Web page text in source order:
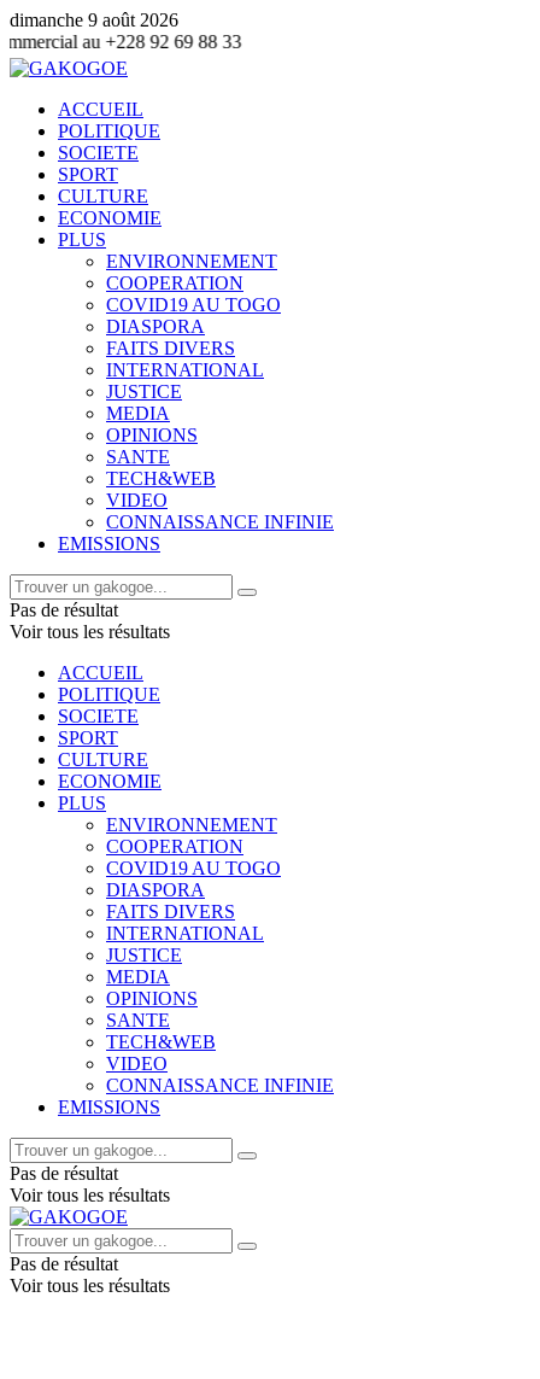
dimanche 9 août 2026
92 69 88 33
ACCUEIL
POLITIQUE
SOCIETE
SPORT
CULTURE
ECONOMIE
PLUS
ENVIRONNEMENT
COOPERATION
COVID19 AU TOGO
DIASPORA
FAITS DIVERS
INTERNATIONAL
JUSTICE
MEDIA
OPINIONS
SANTE
TECH&WEB
VIDEO
CONNAISSANCE INFINIE
EMISSIONS
Pas de résultat
Voir tous les résultats
ACCUEIL
POLITIQUE
SOCIETE
SPORT
CULTURE
ECONOMIE
PLUS
ENVIRONNEMENT
COOPERATION
COVID19 AU TOGO
DIASPORA
FAITS DIVERS
INTERNATIONAL
JUSTICE
MEDIA
OPINIONS
SANTE
TECH&WEB
VIDEO
CONNAISSANCE INFINIE
EMISSIONS
Pas de résultat
Voir tous les résultats
Pas de résultat
Voir tous les résultats